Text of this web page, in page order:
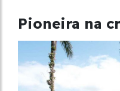
Pioneira na